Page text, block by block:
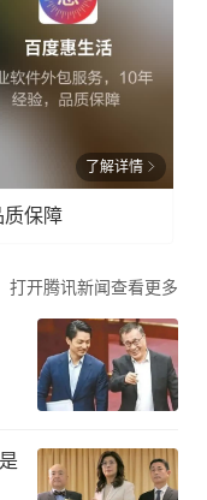
了解详情
质保障
打开腾讯新闻查看更多